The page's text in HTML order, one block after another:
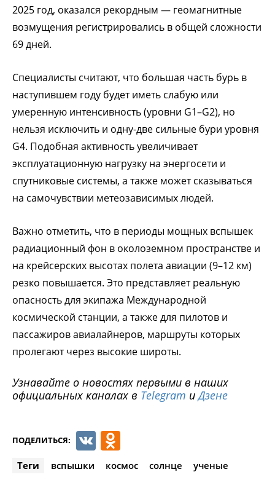
2025 год, оказался рекордным — геомагнитные
возмущения регистрировались в общей сложности
69 дней.
Специалисты считают, что большая часть бурь в
наступившем году будет иметь слабую или
умеренную интенсивность (уровни G1–G2), но
нельзя исключить и одну-две сильные бури уровня
G4. Подобная активность увеличивает
эксплуатационную нагрузку на энергосети и
спутниковые системы, а также может сказываться
на самочувствии метеозависимых людей.
Важно отметить, что в периоды мощных вспышек
радиационный фон в околоземном пространстве и
на крейсерских высотах полета авиации (9–12 км)
резко повышается. Это представляет реальную
опасность для экипажа Международной
космической станции, а также для пилотов и
пассажиров авиалайнеров, маршруты которых
пролегают через высокие широты.
Узнавайте о новостях первыми в наших
официальных каналах в Telegram иДзене
ПОДЕЛИТЬСЯ: VK
Теги вспышки космос солнце ученые